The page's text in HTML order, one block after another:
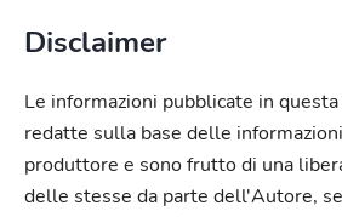
Disclaimer
Le informazioni pubblicate in
redatte sulla base delle
produttore e sono frutto di una
delle stesse da parte dell'Autore,